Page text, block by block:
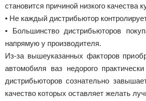
становится причиной низкого качества
• Не каждый дистрибьютор
• Большинство дистрибьюторов
напрямую у производителя.
Из-за вышеуказанных факторов
автомобиля ваз недорого
дистрибьюторов сознательно
качество которых оставляет желать